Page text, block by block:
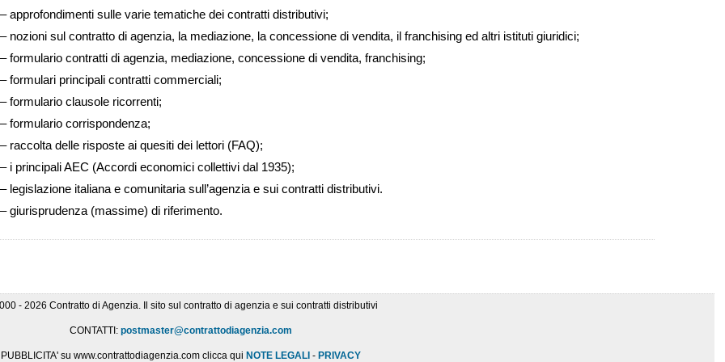
– approfondimenti sulle varie tematiche dei contratti distributivi;
– nozioni sul contratto di agenzia, la mediazione, la concessione di vendita, il franchising ed altri istituti giuridici;
– formulario contratti di agenzia, mediazione, concessione di vendita, franchising;
– formulari principali contratti commerciali;
– formulario clausole ricorrenti;
– formulario corrispondenza;
– raccolta delle risposte ai quesiti dei lettori (FAQ);
– i principali AEC (Accordi economici collettivi dal 1935);
– legislazione italiana e comunitaria sull’agenzia e sui contratti distributivi.
– giurisprudenza (massime) di riferimento.
- 2026 Contratto di Agenzia. Il sito sul contratto di agenzia e sui contratti distributivi
CONTATTI:postmaster@contrattodiagenzia.com
PUBBLICITA' su www.contrattodiagenzia.com clicca qui NOTE LEGALI - PRIVACY